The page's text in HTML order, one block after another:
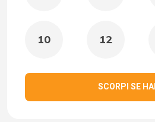
10 12
SCORPI SE